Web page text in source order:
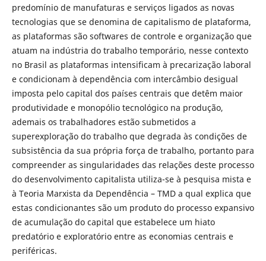
predomínio de manufaturas e serviços ligados as novas
tecnologias que se denomina de capitalismo de plataforma,
as plataformas são softwares de controle e organização que
atuam na indústria do trabalho temporário, nesse contexto
no Brasil as plataformas intensificam à precarização laboral
e condicionam à dependência com intercâmbio desigual
imposta pelo capital dos países centrais que detêm maior
produtividade e monopólio tecnológico na produção,
ademais os trabalhadores estão submetidos a
superexploração do trabalho que degrada às condições de
subsistência da sua própria força de trabalho, portanto para
compreender as singularidades das relações deste processo
do desenvolvimento capitalista utiliza-se à pesquisa mista e
à Teoria Marxista da Dependência – TMD a qual explica que
estas condicionantes são um produto do processo expansivo
de acumulação do capital que estabelece um hiato
predatório e exploratório entre as economias centrais e
periféricas.